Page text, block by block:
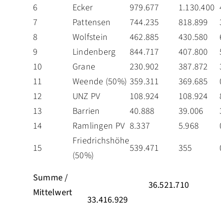
6
Ecker 979.677 1.130.400
7
Pattensen 744.235 818.899
8
Wolfstein 462.885 430.580
9
Lindenberg 844.717 407.800
10
Grane 230.902 387.872
11
Weende (50%) 359.311 369.685
12
UNZ PV 108.924 108.924
13
Barrien 40.888 39.006
14
Ramlingen PV 8.337 5.968
15
Friedrichshöhe
(50%)
539.471 355
Summe /
Mittelwert
36.521.710
33.416.929